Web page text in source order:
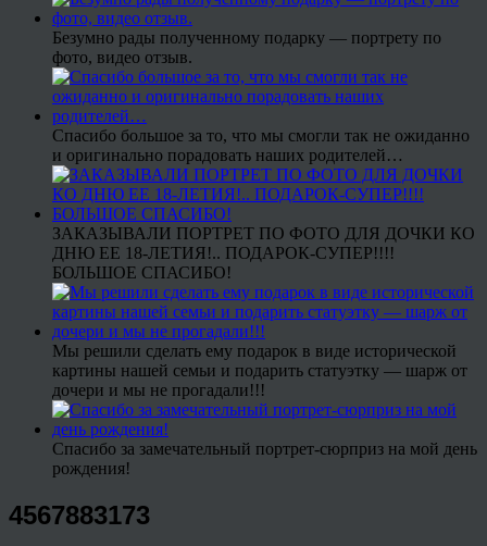
Безумно рады полученному подарку — портрету по
фото, видео отзыв.
Спасибо большое за то, что мы смогли так не ожиданно
и оригинально порадовать наших родителей…
ЗАКАЗЫВАЛИ ПОРТРЕТ ПО ФОТО ДЛЯ ДОЧКИ КО
ДНЮ ЕЕ 18-ЛЕТИЯ!.. ПОДАРОК-СУПЕР!!!!
БОЛЬШОЕ СПАСИБО!
Мы решили сделать ему подарок в виде исторической
картины нашей семьи и подарить статуэтку — шарж от
дочери и мы не прогадали!!!
Спасибо за замечательный портрет-сюрприз на мой день
рождения!
4567883173